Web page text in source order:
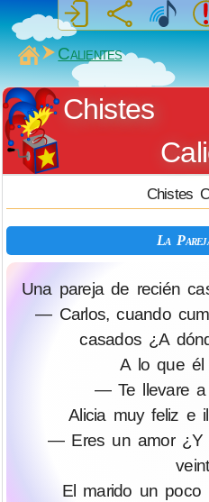
MiSabueso
Calientes
Chistes
Chistes
La
Una pareja de recién
— Carlos, cuando
casados ¿A
A lo que él
— Te llevare a
Alicia muy feliz e
— Eres un amor ¿Y
El marido un poco